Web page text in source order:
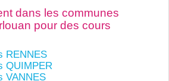
dans les communes
pour des cours
RENNES
QUIMPER
VANNES